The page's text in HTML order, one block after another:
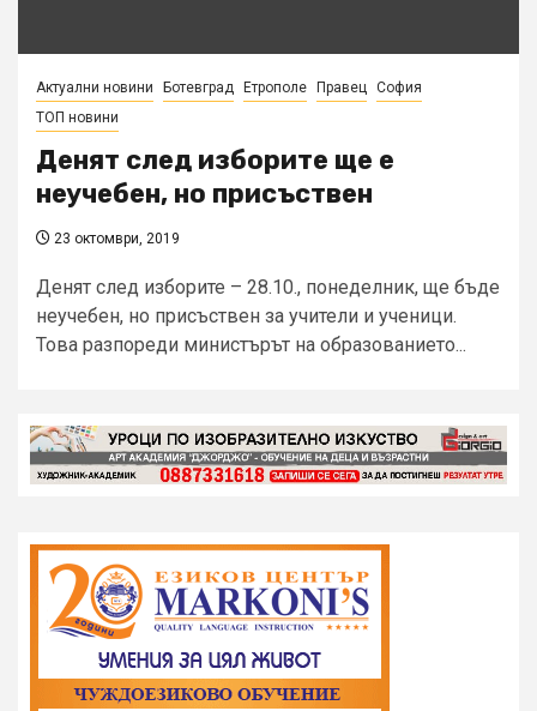
Актуални новини Ботевград Етрополе Правец София
ТОП новини
Денят след изборите ще е
неучебен, но присъствен
23 октомври, 2019
Денят след изборите – 28.10., понеделник, ще бъде
неучебен, но присъствен за учители и ученици.
Това разпореди министърът на образованието...